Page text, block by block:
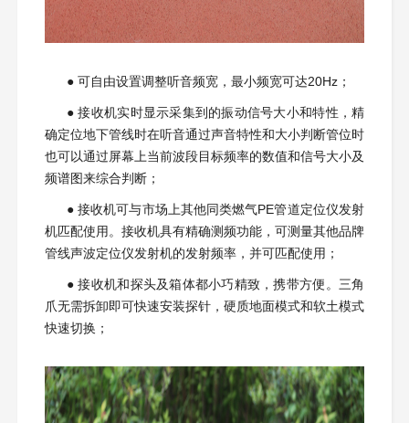
● 可自由设置调整听音频宽，最小频宽可达20Hz；
● 接收机实时显示采集到的振动信号大小和特性，精
确定位地下管线时在听音通过声音特性和大小判断管位时
也可以通过屏幕上当前波段目标频率的数值和信号大小及
频谱图来综合判断；
● 接收机可与市场上其他同类燃气PE管道定位仪发射
机匹配使用。接收机具有精确测频功能，可测量其他品牌
管线声波定位仪发射机的发射频率，并可匹配使用；
● 接收机和探头及箱体都小巧精致，携带方便。三角
爪无需拆卸即可快速安装探针，硬质地面模式和软土模式
快速切换；